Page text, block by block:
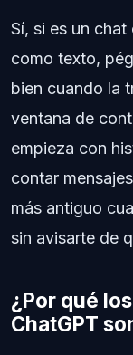
Sí, si es un
como texto,
bien cuando la
ventana de
empieza con
contar
más antiguo
sin avisarte de
¿Por qué
ChatGPT